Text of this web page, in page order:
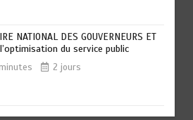
NATIONAL DES GOUVERNEURS ET
du service public
2 jours
Le Togo ouvre la voie pour